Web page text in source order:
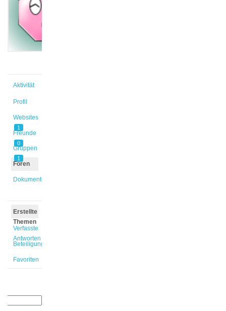
Aktivität
Profil
Websites
1
Freunde
0
Gruppen
1
Foren
Dokumente
Erstellte
Themen
Verfasste
Antworten
Beteiligungen
Favoriten